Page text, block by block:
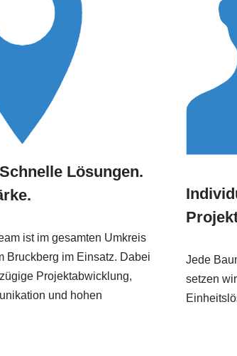
Lösungen.
ist im gesamten Umkreis
Bruckberg im Einsatz. Dabei
Projektabwicklung,
und hohen
Jede
setzen